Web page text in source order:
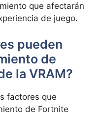
que afectarán
de juego.
pueden
de
la VRAM?
factores que
de Fortnite